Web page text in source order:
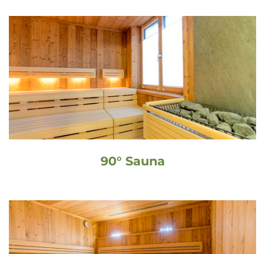
90° Sauna